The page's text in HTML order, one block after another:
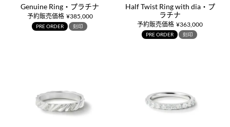
Genuine Ring・プラチナ
予約販売価格 ¥385,000
PRE ORDER 刻印
Half Twist Ring with dia・プ
ラチナ
予約販売価格 ¥363,000
PRE ORDER 刻印